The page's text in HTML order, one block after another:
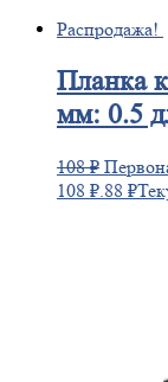
Распродажа!
Планка
мм: 0.5
108₽
108 ₽. 88 ₽